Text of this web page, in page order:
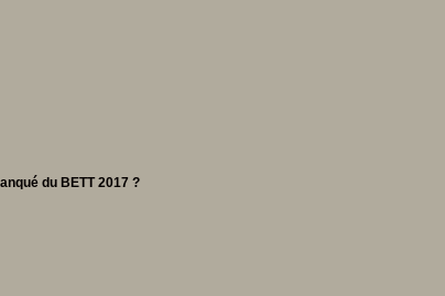
du BETT 2017 ?